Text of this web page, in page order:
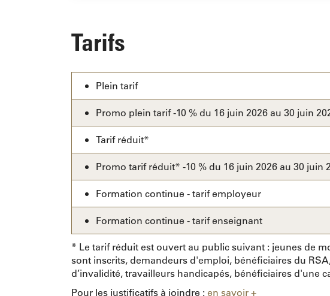
Tarifs
Plein tarif
Promo plein tarif -10 % du 16 juin 2026 au 30 juin
Tarif réduit*
Promo tarif réduit* -10 % du 16 juin 2026 au 30 juin
Formation continue - tarif employeur
Formation continue - tarif enseignant
* Le tarif réduit est ouvert au public suivant : jeunes de
sont inscrits, demandeurs d'emploi, bénéficiaires du
d’invalidité, travailleurs handicapés, bénéficiaires d'une
Pour les justificatifs à joindre : en savoir +